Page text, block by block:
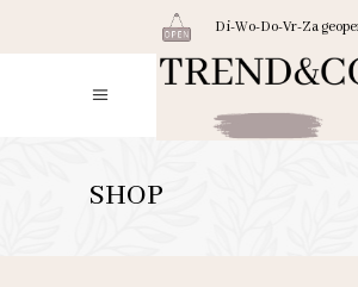
Di-Wo-Do-Vr-Za
SHOP